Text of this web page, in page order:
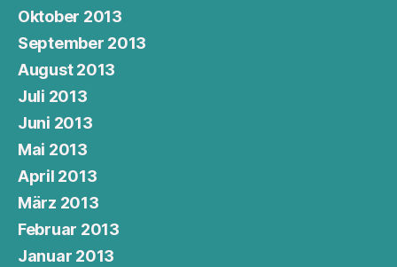
Oktober 2013
September 2013
August 2013
Juli 2013
Juni 2013
Mai 2013
April 2013
März 2013
Februar 2013
Januar 2013